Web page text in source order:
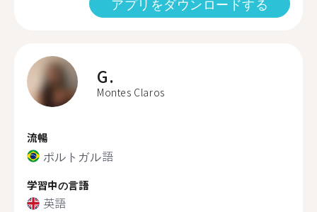
G.
Montes Claros
流暢
ポルトガル語
学習中の言語
英語